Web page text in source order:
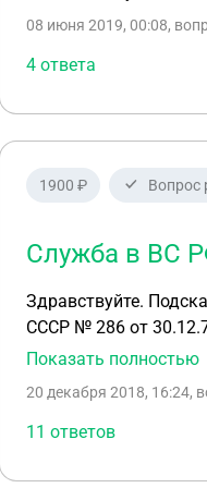
08 июня 2019, 00:08,
4 ответа
1900 ₽ Вопрос
Служба в ВС
Здравствуйте. Подскажите пожалуйста действует ли (отменен, изменен, или иное) на данный момент приказ МО
СССР № 286 от 30.12.76г. Меня интересует вопрос о привлечении военнослужащих-женщин в
точнее информация
Показать полностью
20 декабря 2018, 16:24,
11 ответов